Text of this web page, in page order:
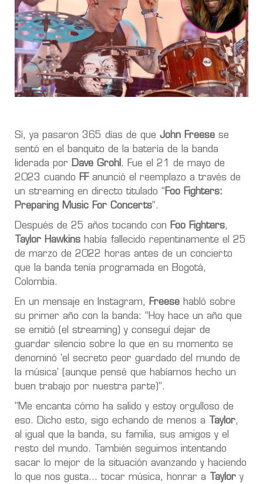
Sí, ya pasaron 365 días de que John Freese se
sentó en el banquito de la batería de la banda
liderada por Dave Grohl . Fue el 21 de mayo de
2023 cuando FFanunció el reemplazo a través de
un streaming en directo titulado “Foo Fighters:
Preparing Music For Concerts”.
Después de 25 años tocando con Foo Fighters,
Taylor Hawkins había fallecido repentinamente el 25
de marzo de 2022
horas antes de un concierto
que la banda tenía programada en Bogotá,
Colombia.
En un mensaje en Instagram, Freese habló sobre
su primer año con la banda: “Hoy hace un año que
se emitió (el streaming) y conseguí dejar de
guardar silencio sobre lo que en su momento se
denominó 'el secreto peor guardado del mundo de
la música' (aunque pensé que habíamos hecho un
buen trabajo por nuestra parte)”.
"Me encanta cómo ha salido y estoy orgulloso de
eso.
Dicho esto, sigo echando de menos a Taylor,
al igual que la banda, su familia, sus amigos y el
resto del mundo. También seguimos intentando
sacar lo mejor de la situación avanzando y haciendo
lo que nos gusta... tocar música, honrar a
Taylor y